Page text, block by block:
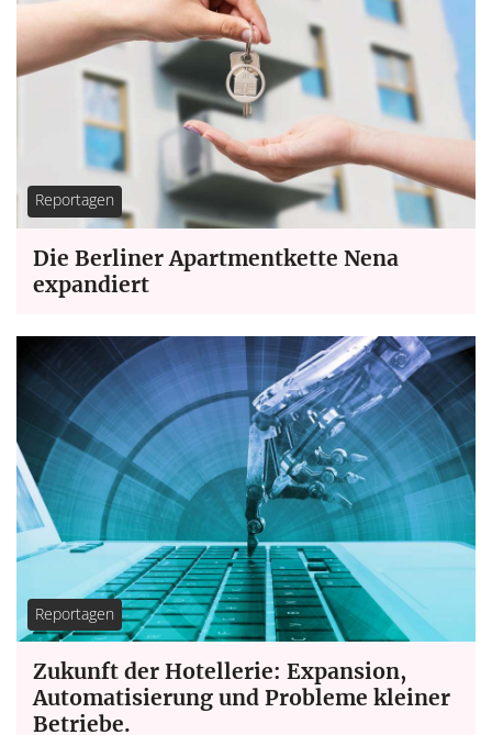
Reportagen
Die Berliner Apartmentkette Nena
expandiert
Reportagen
Zukunft der Hotellerie: Expansion,
Automatisierung und Probleme kleiner
Betriebe.